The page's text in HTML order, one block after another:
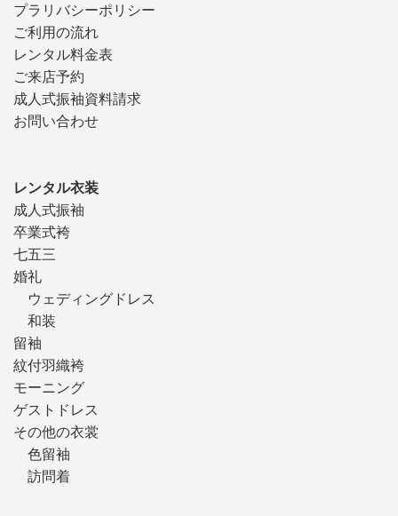
プラリバシーポリシー
ご利用の流れ
レンタル料金表
ご来店予約
成人式振袖資料請求
お問い合わせ
レンタル衣装
成人式振袖
卒業式袴
七五三
婚礼
ウェディングドレス
和装
留袖
紋付羽織袴
モーニング
ゲストドレス
その他の衣裳
色留袖
訪問着